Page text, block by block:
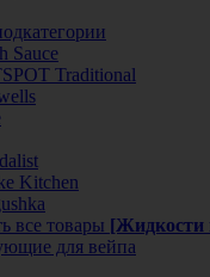
Sauce
Traditional
Kitchen
все товары
для вейпа